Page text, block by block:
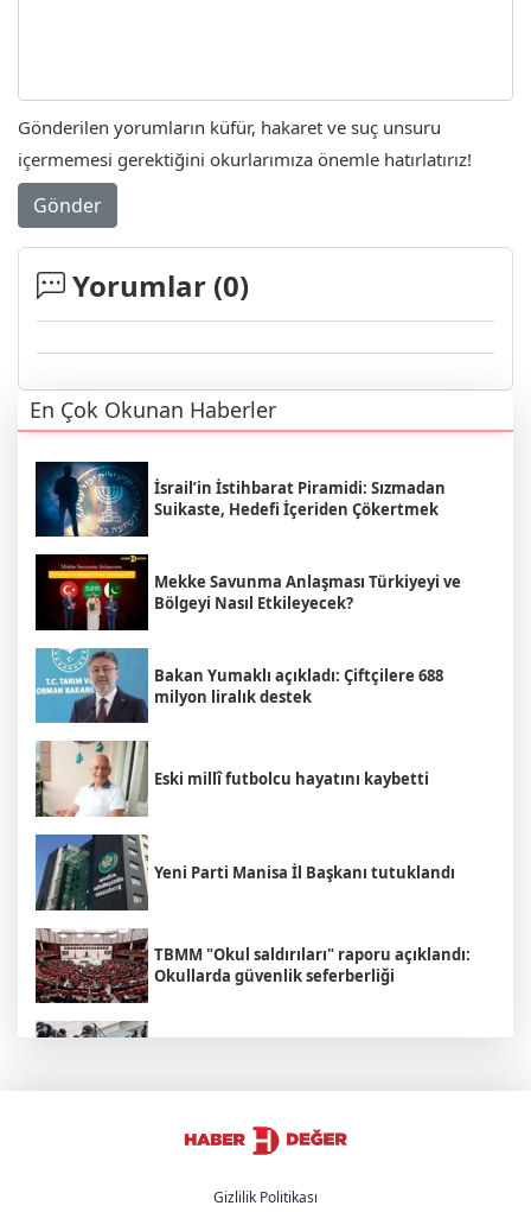
Gönderilen yorumların küfür, hakaret ve suç unsuru
içermemesi gerektiğini okurlarımıza önemle hatırlatırız!
Gönder
Yorumlar (0)
En Çok Okunan Haberler
İsrail’in İstihbarat Piramidi: Sızmadan
Suikaste, Hedefi İçeriden Çökertmek
Mekke Savunma Anlaşması Türkiyeyi ve
Bölgeyi Nasıl Etkileyecek?
Bakan Yumaklı açıkladı: Çiftçilere 688
milyon liralık destek
Eski millî futbolcu hayatını kaybetti
Yeni Parti Manisa İl Başkanı tutuklandı
TBMM "Okul saldırıları" raporu açıklandı:
Okullarda güvenlik seferberliği
İran'dan Hürmüz Boğazı açıklaması:
"Boğazın açılması şartlara bağlı"
Gizlilik Politikası